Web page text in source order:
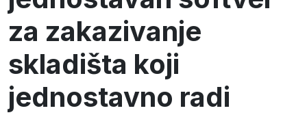
za zakazivanje
skladišta koji
jednostavno radi